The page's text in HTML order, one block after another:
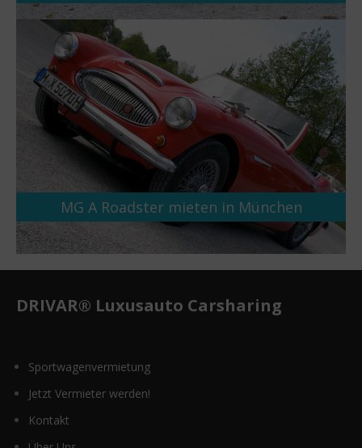
MG A Roadster mieten in München
DRIVAR® Luxusauto Carsharing
Sportwagenvermietung
Jetzt Vermieter werden!
Kontakt